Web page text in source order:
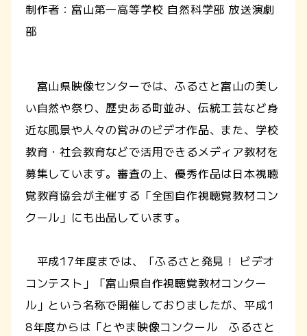
制作者：富山第一高等学校 自然科学部 放送演劇
部
富山県映像センターでは、ふるさと富山の美し
い自然や祭り、歴史ある町並み、伝統工芸など身
近な風景や人々の営みのビデオ作品、また、学校
教育・社会教育などで活用できるメディア教材を
募集しています。審査の上、優秀作品は日本視聴
覚教育協会が主催する「全国自作視聴覚教材コン
クール」にも出品しています。
平成17年度までは、「ふるさと発見！ ビデオ
コンテスト」「富山県自作視聴覚教材コンクー
ル」という名称で開催しておりましたが、平成1
8年度からは「とやま映像コンクール ふるさと